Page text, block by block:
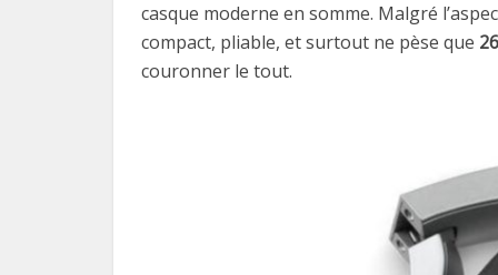
casque moderne en somme. Malgré
compact, pliable, et surtout ne pèse que
couronner le tout.